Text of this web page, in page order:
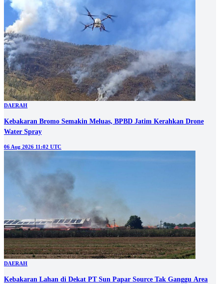
DAERAH
Kebakaran Bromo Semakin Meluas, BPBD Jatim Kerahkan Drone
Water Spray
06 Aug 2026 11:02 UTC
DAERAH
Kebakaran Lahan di Dekat PT Sun Papar Source Tak Ganggu Area